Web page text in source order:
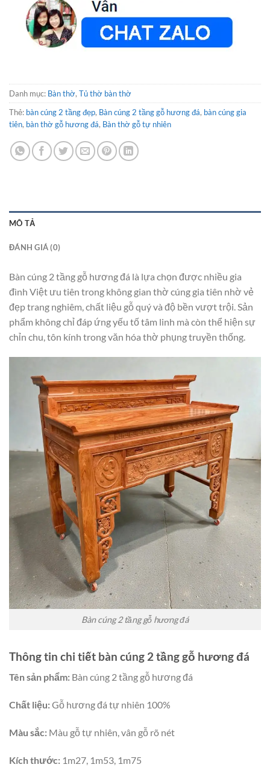
Danh mục: Bàn thờ, Tủ thờ bàn thờ
Thẻ: bàn cúng 2 tầng đẹp, Bàn cúng 2 tầng gỗ hương đá, bàn cúng gia
tiên, bàn thờ gỗ hương đá, Bàn thờ gỗ tự nhiên
MÔ TẢ
ĐÁNH GIÁ (0)
Bàn cúng 2 tầng gỗ hương đá là lựa chọn được nhiều gia
đình Việt ưu tiên trong không gian thờ cúng gia tiên nhờ vẻ
đẹp trang nghiêm, chất liệu gỗ quý và độ bền vượt trội. Sản
phẩm không chỉ đáp ứng yếu tố tâm linh mà còn thể hiện sự
chỉn chu, tôn kính trong văn hóa thờ phụng truyền thống.
Bàn cúng 2 tầng gỗ hương đá
Thông tin chi tiết bàn cúng 2 tầng gỗ hương đá
Tên sản phẩm: Bàn cúng 2 tầng gỗ hương đá
Chất liệu:Gỗ hương đá tự nhiên 100%
Màu sắc: Màu gỗ tự nhiên, vân gỗ rõ nét
Kích thước: 1m27, 1m53, 1m75